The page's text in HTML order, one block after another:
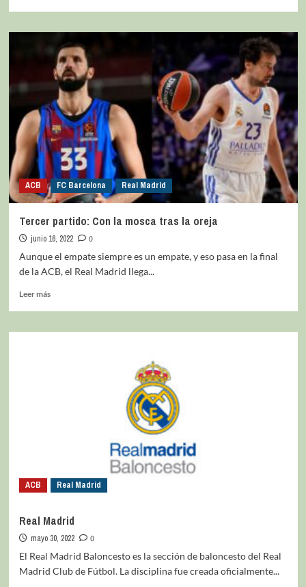
ACB FC Barcelona Real Madrid
Tercer partido: Con la mosca tras la oreja
junio 16, 2022
0
Aunque el empate siempre es un empate, y eso pasa en la final
de la ACB, el Real Madrid llega...
Leer más
ACB Real Madrid
Real Madrid
mayo 30, 2022
0
El Real Madrid Baloncesto es la sección de baloncesto del Real
Madrid Club de Fútbol. La disciplina fue creada oficialmente...